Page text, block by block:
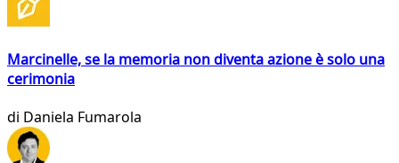
Marcinelle, se la memoria non diventa azione è solo una
cerimonia
di Daniela Fumarola